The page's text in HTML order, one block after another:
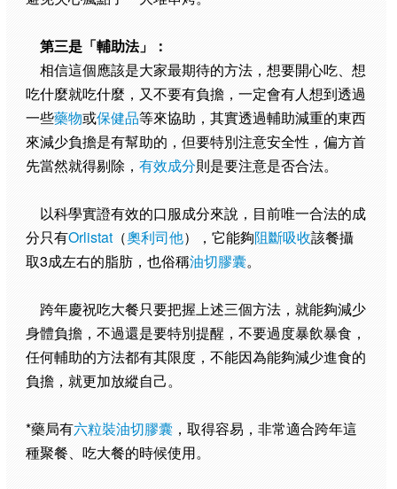
第三是「輔助法」：
相信這個應該是大家最期待的方法，想要開心吃、想
吃什麼就吃什麼，又不要有負擔，一定會有人想到透過
一些藥物或保健品等來協助，其實透過輔助減重的東西
來減少負擔是有幫助的，但要特別注意安全性，偏方首
先當然就得剔除， 有效成分則是要注意是否合法。
以科學實證有效的口服成分來說，目前唯一合法的成
分只有Orlistat（奧利司他），它能夠阻斷吸收該餐攝
取3成左右的脂肪，也俗稱油切膠囊。
跨年慶祝吃大餐只要把握上述三個方法，就能夠減少
身體負擔，不過還是要特別提醒，不要過度暴飲暴食，
任何輔助的方法都有其限度，不能因為能夠減少進食的
負擔，就更加放縱自己。
*藥局有六粒裝油切膠囊，取得容易，非常適合跨年這
種聚餐、吃大餐的時候使用。